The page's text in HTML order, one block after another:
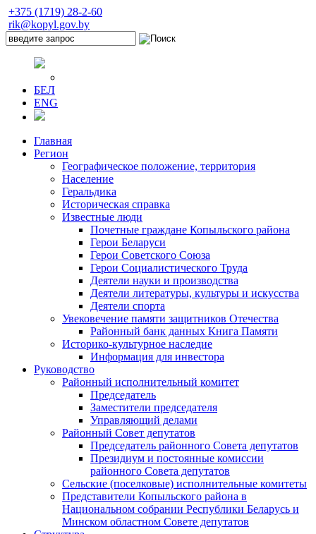
+375 (1719) 28-2-60
rik@kopyl.gov.by
БЕЛ
ENG
Главная
Регион
Географическое положение, территория
Население
Геральдика
Историческая справка
Известные люди
Почетные граждане Копыльского района
Герои Беларуси
Герои Советского Союза
Герои Социалистического Труда
Деятели науки и производства
Деятели литературы, культуры и искусства
Деятели спорта
Увековечение памяти защитников Отечества
Районный банк данных Книга Памяти
Историко-культурное наследие
Информация для инвестора
Руководство
Районный исполнительный комитет
Председатель
Заместители председателя
Управляющий делами
Районный Совет депутатов
Председатель районного Совета депутатов
Президиум и постоянные комиссии
районного Совета депутатов
Сельские (поселковые) исполнительные комитеты
Представители Копыльского района в
Национальном собрании Республики Беларусь и
Минском областном Совете депутатов